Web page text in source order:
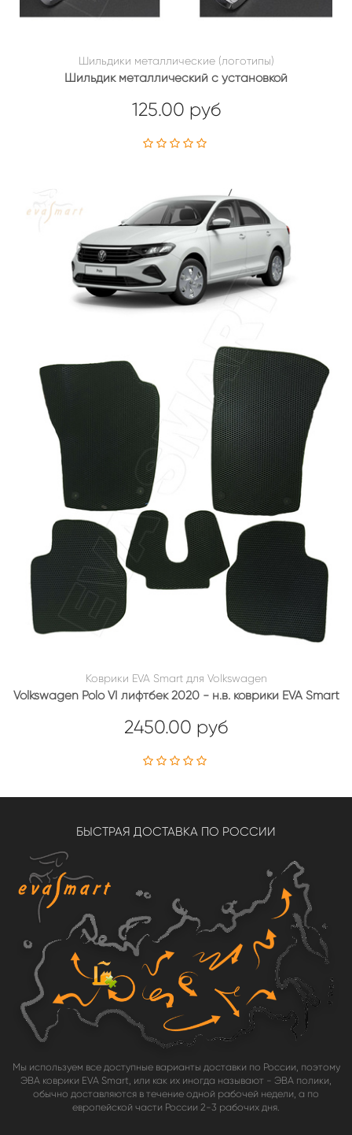
Шильдики металлические (логотипы)
Шильдик металлический с установкой
125.00 руб
Коврики EVA Smart для Volkswagen
Volkswagen Polo VI лифтбек 2020 - н.в. коврики EVA Smart
2450.00 руб
БЫСТРАЯ ДОСТАВКА ПО РОССИИ
Мы используем все доступные варианты доставки по России, поэтому
ЭВА коврики EVA Smart, или как их иногда называют - ЭВА полики,
обычно доставляются в течение одной рабочей недели, а по
европейской части России 2-3 рабочих дня.